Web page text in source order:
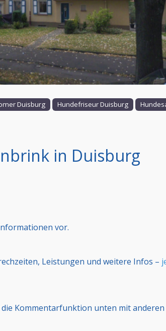
Duisburg Hundefriseur Duisburg
in Duisburg
vor.
Leistungen und weitere Infos –
Kommentarfunktion unten mit anderen